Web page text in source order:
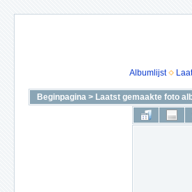
Albumlijst
Beginpagina > Laatst gemaakte foto